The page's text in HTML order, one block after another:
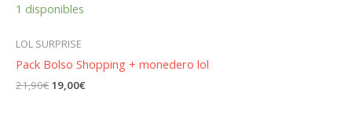
1 disponibles
LOL SURPRISE
Pack Bolso Shopping + monedero lol
21,90€ El
19,00€